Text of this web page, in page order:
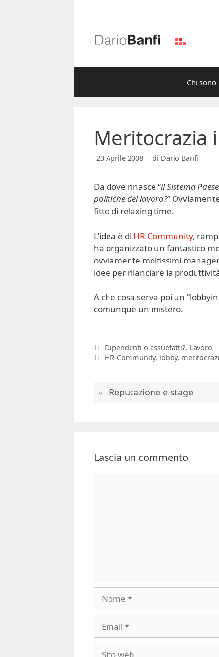
Chi sono
Meritocrazia
23 Aprile 2008 di Dario Banfi
Da dove rinasce “il Sistema
politiche del lavoro?”
fitto di relaxing time.
L’idea è di HR Community,
ha organizzato un fantastico
ovviamente moltissimi
idee per rilanciare la
A che cosa serva poi un
comunque un mistero.
Categorie
Dipendenti o assuefatti?, Lavoro
Tag
HR-Community, lobby,
Reputazione e stage
Lascia un commento